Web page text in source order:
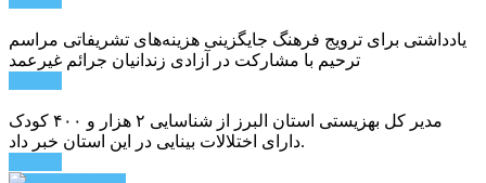
یادداشتی برای ترویج فرهنگ جایگزینی هزینه‌های تشریفاتی مراسم
ترحیم با مشارکت در آزادی زندانیان جرائم غیرعمد
مدیر کل بهزیستی استان البرز از شناسایی ۲ هزار و ۴۰۰ کودک
دارای اختلالات بینایی در این استان خبر داد.